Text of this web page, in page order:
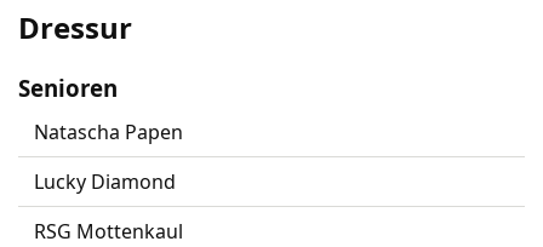
Dressur
Senioren
Natascha Papen
Lucky Diamond
RSG Mottenkaul